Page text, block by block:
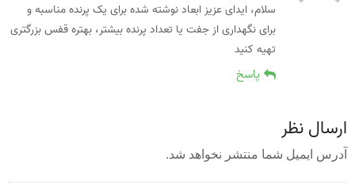
سلام، ایدای عزیز ابعاد نوشته شده برای یک پرنده مناسبه و
برای نگهداری از جفت یا تعداد پرنده بیشتر، بهتره قفس بزرگتری
تهیه کنید
پاسخ
ارسال نظر
آدرس ایمیل شما منتشر نخواهد شد.